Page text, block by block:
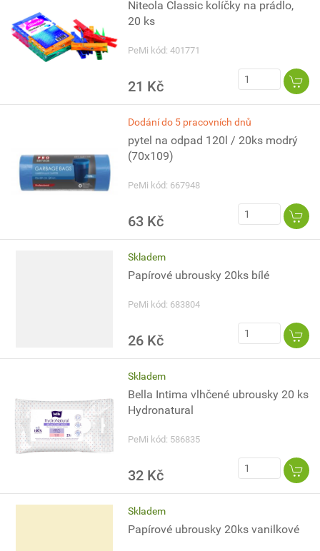
Niteola Classic kolíčky na prádlo,
20 ks
PeMi kód: 401771
21 Kč
Dodání do 5 pracovních dnů
pytel na odpad 120l / 20ks modrý
(70x109)
PeMi kód: 667948
63 Kč
Skladem
Papírové ubrousky 20ks bílé
PeMi kód: 683804
26 Kč
Skladem
Bella Intima vlhčené ubrousky 20 ks
Hydronatural
PeMi kód: 586835
32 Kč
Skladem
Papírové ubrousky 20ks vanilkové